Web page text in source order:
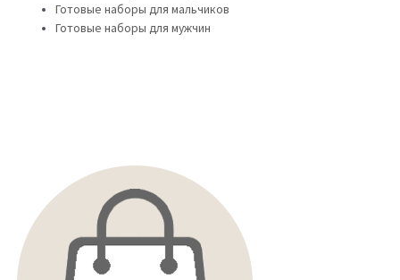
Готовые наборы для мальчиков
Готовые наборы для мужчин